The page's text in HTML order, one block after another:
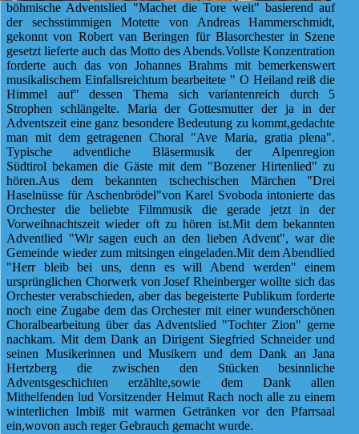
böhmische Adventslied "Machet die Tore weit" basierend auf
der sechsstimmigen Motette von Andreas Hammerschmidt,
gekonnt von Robert van Beringen für Blasorchester in Szene
gesetzt lieferte auch das Motto des Abends.Vollste Konzentration
forderte auch das von Johannes Brahms mit bemerkenswert
musikalischem Einfallsreichtum bearbeitete " O Heiland reiß die
Himmel auf" dessen Thema sich variantenreich durch 5
Strophen schlängelte. Maria der Gottesmutter der ja in der
Adventszeit eine ganz besondere Bedeutung zu kommt,gedachte
man mit dem getragenen Choral "Ave Maria, gratia plena".
Typische adventliche Bläsermusik der Alpenregion
Südtirol bekamen die Gäste mit dem "Bozener Hirtenlied" zu
hören.Aus dem bekannten tschechischen Märchen "Drei
Haselnüsse für Aschenbrödel"von Karel Svoboda intonierte das
Orchester die beliebte Filmmusik die gerade jetzt in der
Vorweihnachtszeit wieder oft zu hören ist.Mit dem bekannten
Adventlied "Wir sagen euch an den lieben Advent", war die
Gemeinde wieder zum mitsingen eingeladen.Mit dem Abendlied
"Herr bleib bei uns, denn es will Abend werden" einem
ursprünglichen Chorwerk von Josef Rheinberger wollte sich das
Orchester verabschieden, aber das begeisterte Publikum forderte
noch eine Zugabe dem das Orchester mit einer wunderschönen
Choralbearbeitung über das Adventslied "Tochter Zion" gerne
nachkam. Mit dem Dank an Dirigent Siegfried Schneider und
seinen Musikerinnen und Musikern und dem Dank an Jana
Hertzberg die zwischen den Stücken besinnliche
Adventsgeschichten erzählte,sowie dem Dank allen
Mithelfenden lud Vorsitzender Helmut Rach noch alle zu einem
winterlichen Imbiß mit warmen Getränken vor den Pfarrsaal
ein,wovon auch reger Gebrauch gemacht wurde.